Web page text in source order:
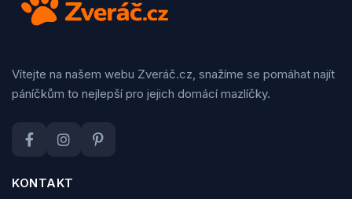
Vítejte na našem webu Zveráč.cz, snažíme se pomáhat najít
páníčkům to nejlepší pro jejich domácí mazlíčky.
KONTAKT